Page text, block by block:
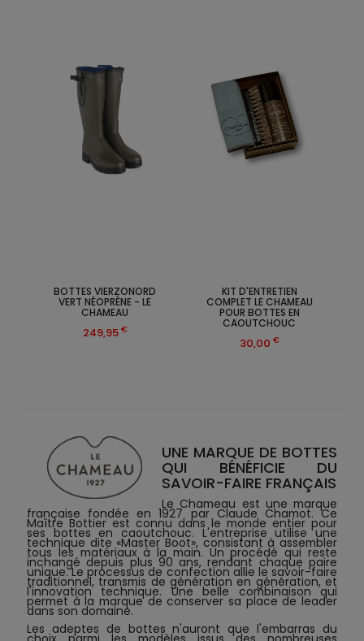
BOTTES VIERZONORD
VERT NÉOPRÈNE - LE
CHAMEAU
249,95 €
KIT D'ENTRETIEN
COMPLET LE CHAMEAU
POUR BOTTES EN
CAOUTCHOUC
30,00 €
UNE MARQUE DE BOTTES
QUI BÉNÉFICIE DU
SAVOIR-FAIRE FRANÇAIS
Le Chameau est une marque
française fondée en 1927 par Claude Chamot. Ce
Maître Bottier est connu dans le monde entier pour
ses bottes en caoutchouc. L'entreprise utilise une
technique dite «Master Boot», consistant à assembler
tous les matériaux à la main. Un procédé qui reste
inchangé depuis plus 90 ans, rendant chaque paire
unique. Le processus de confection allie le savoir-faire
traditionnel, transmis de génération en génération, et
l'innovation technique. Une belle combinaison qui
permet à la marque de conserver sa place de leader
dans son domaine.
Les adeptes de bottes n'auront que l'embarras du